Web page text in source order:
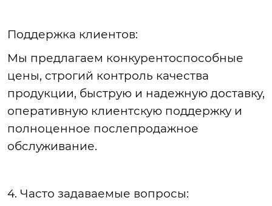
Поддержка клиентов:
Мы предлагаем конкурентоспособные
цены, строгий контроль качества
продукции, быструю и надежную доставку,
оперативную клиентскую поддержку и
полноценное послепродажное
обслуживание.
4. Часто задаваемые вопросы: